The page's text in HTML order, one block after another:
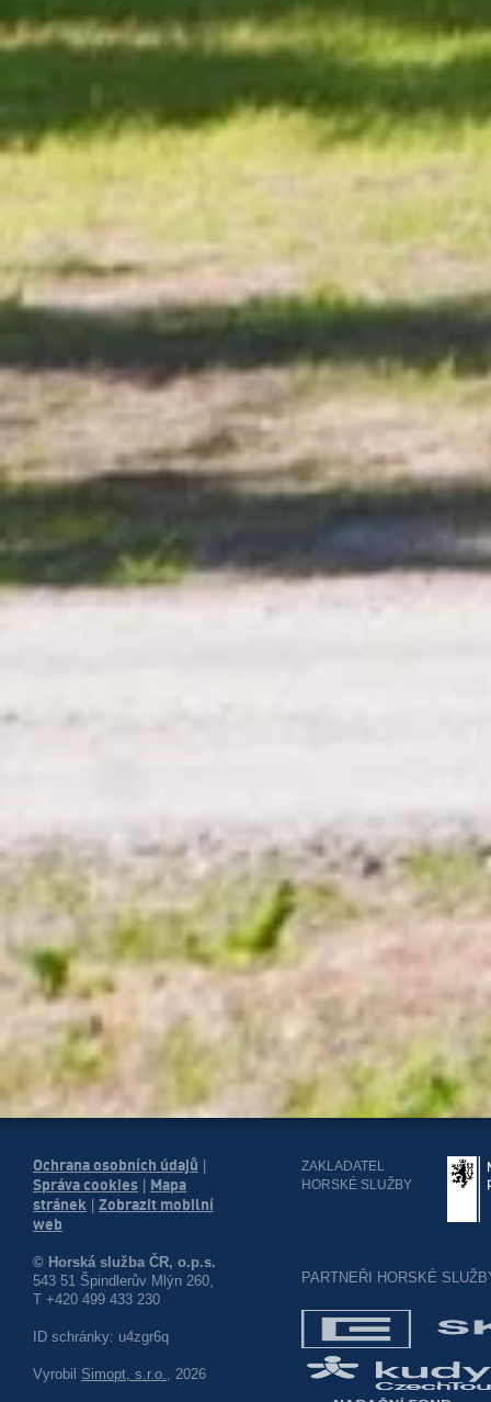
Ochrana osobních údajů
Správa cookies
Mapa
stránek
Zobrazit mobilní
web
© Horská služba ČR, o.p.s.
543 51 Špindlerův Mlýn 260,
T +420 499 433 230
ID schránky: u4zgr6q
Vyrobil Simopt, s.r.o., 2026
ZAKLADATEL
HORSKÉ SLUŽBY
PARTNEŘI HORSKÉ